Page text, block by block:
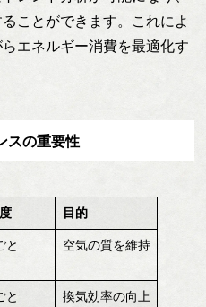
ことができます。これによ
エネルギー消費を最適化す
スの重要性
目的
と 空気の質を維持
と 換気効率の向上